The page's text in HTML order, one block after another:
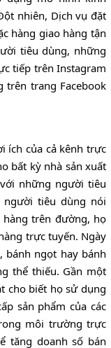
nhiên, Dịch vụ đặt
hàng giao hàng tận
tiêu dùng, những
tiếp trên Instagram
trên trang Facebook
ích của cả kênh trực
bất kỳ nhà sản xuất
những người tiêu
người tiêu dùng nói
trên đường, họ
trực tuyến. Ngày
bánh ngọt hay bánh
thể thiếu. Gần một
cho biết họ sử dụng
sản phẩm của các
môi trường trực
tăng doanh số bán